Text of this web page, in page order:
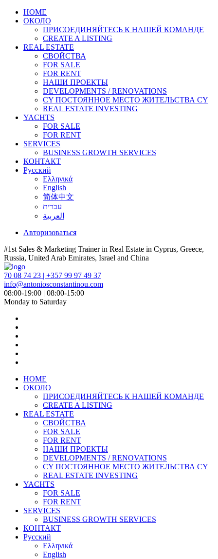
HOME
ОКОЛО
ПРИСОЕДИНЯЙТЕСЬ К НАШЕЙ КОМАНДЕ
CREATE A LISTING
REAL ESTATE
СВОЙСТВА
FOR SALE
FOR RENT
НАШИ ПРОЕКТЫ
DEVELOPMENTS / RENOVATIONS
CY ПОСТОЯННОЕ МЕСТО ЖИТЕЛЬСТВА CY
REAL ESTATE INVESTING
YACHTS
FOR SALE
FOR RENT
SERVICES
BUSINESS GROWTH SERVICES
КОНТАКТ
Русский
Ελληνικά
English
简体中文
עברית
العربية
Авторизоваться
#1st Sales & Marketing Trainer in Real Estate in Cyprus, Greece,
Russia, United Arab Emirates, Israel and China
70 08 74 23 | +357 99 97 49 37
info@antoniosconstantinou.com
08:00-19:00 | 08:00-15:00
Monday to Saturday
HOME
ОКОЛО
ПРИСОЕДИНЯЙТЕСЬ К НАШЕЙ КОМАНДЕ
CREATE A LISTING
REAL ESTATE
СВОЙСТВА
FOR SALE
FOR RENT
НАШИ ПРОЕКТЫ
DEVELOPMENTS / RENOVATIONS
CY ПОСТОЯННОЕ МЕСТО ЖИТЕЛЬСТВА CY
REAL ESTATE INVESTING
YACHTS
FOR SALE
FOR RENT
SERVICES
BUSINESS GROWTH SERVICES
КОНТАКТ
Русский
Ελληνικά
English